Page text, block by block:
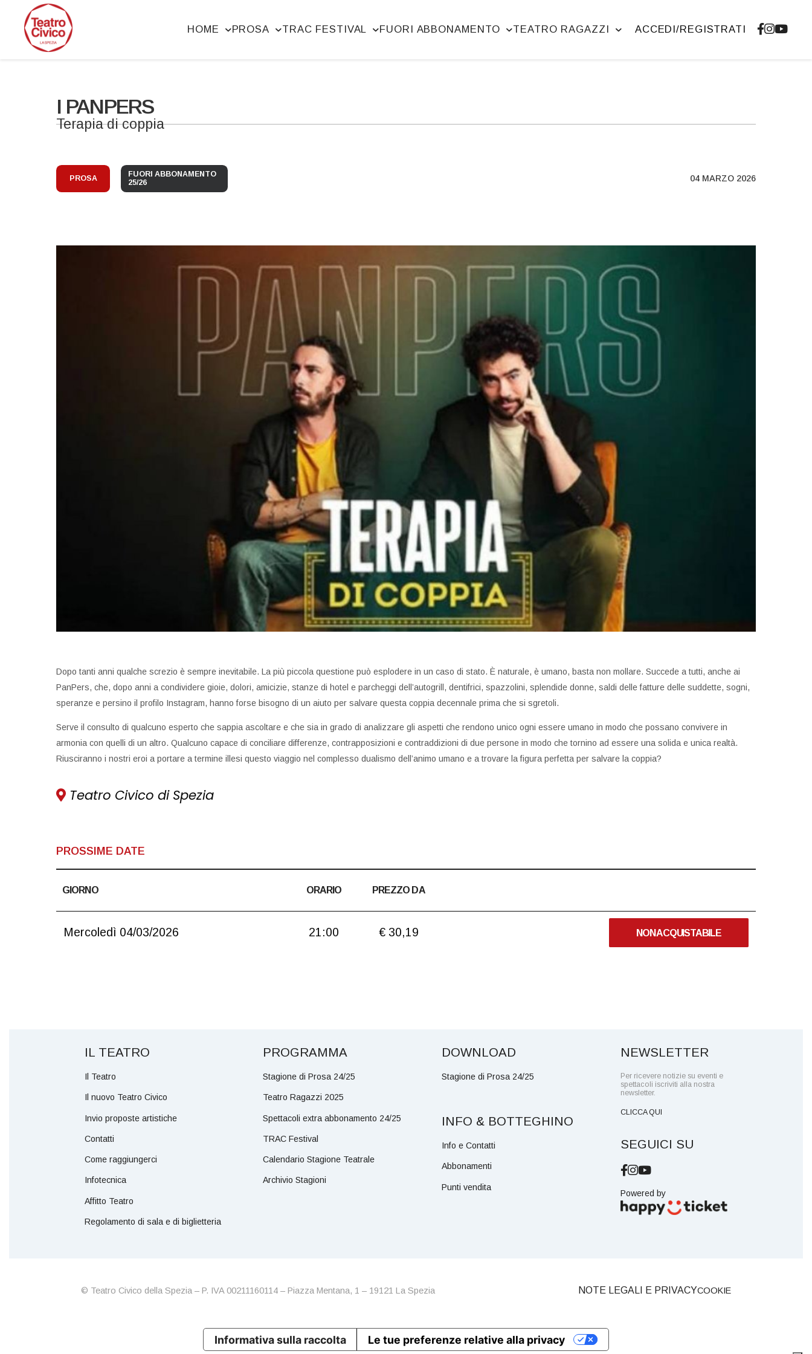
I PANPERS
Terapia di coppia
04 MARZO 2026
PROSA
FUORI ABBONAMENTO
25/26
Dopo tanti anni qualche screzio è sempre inevitabile. La più piccola questione può esplodere in un caso di stato. È naturale, è umano, basta non mollare. Succede a tutti, anche ai
PanPers, che, dopo anni a condividere gioie, dolori, amicizie, stanze di hotel e parcheggi dell’autogrill, dentifrici, spazzolini, splendide donne, saldi delle fatture delle suddette, sogni,
speranze e persino il profilo Instagram, hanno forse bisogno di un aiuto per salvare questa coppia decennale prima che si sgretoli.
Serve il consulto di qualcuno esperto che sappia ascoltare e che sia in grado di analizzare gli aspetti che rendono unico ogni essere umano in modo che possano convivere in
armonia con quelli di un altro. Qualcuno capace di conciliare differenze, contrapposizioni e contraddizioni di due persone in modo che tornino ad essere una solida e unica realtà.
Riusciranno i nostri eroi a portare a termine illesi questo viaggio nel complesso dualismo dell’animo umano e a trovare la figura perfetta per salvare la coppia?
Teatro Civico di Spezia
PROSSIME DATE
GIORNO ORARIO PREZZO DA
Mercoledì 04/03/2026 21:00 € 30,19 NON ACQUISTABILE
HOME PROSA TRAC FESTIVAL FUORI ABBONAMENTO TEATRO RAGAZZI ACCEDI/REGISTRATI
IL TEATRO
Il Teatro
Il nuovo Teatro Civico
Invio proposte artistiche
Contatti
Come raggiungerci
Infotecnica
Affitto Teatro
Regolamento di sala e di biglietteria
PROGRAMMA
Stagione di Prosa 24/25
Teatro Ragazzi 2025
Spettacoli extra abbonamento 24/25
TRAC Festival
Calendario Stagione Teatrale
Archivio Stagioni
DOWNLOAD
Stagione di Prosa 24/25
INFO & BOTTEGHINO
Info e Contatti
Abbonamenti
Punti vendita
NEWSLETTER
Per ricevere notizie su eventi e
spettacoli iscriviti alla nostra
newsletter.
CLICCA QUI
SEGUICI SU
Powered by
© Teatro Civico della Spezia – P. IVA 00211160114 – Piazza Mentana, 1 – 19121 La Spezia NOTE LEGALI E PRIVACYCOOKIE
Informativa sulla raccolta Le tue preferenze relative alla privacy